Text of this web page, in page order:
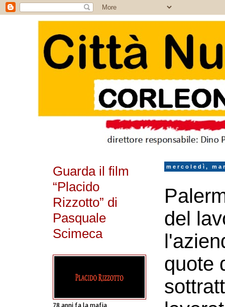
mercoledì,
del
quote
Guarda il film
“Placido
Rizzotto” di
Pasquale
Scimeca
78 anni fa la mafia